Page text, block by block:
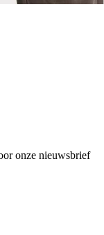
onze nieuwsbrief